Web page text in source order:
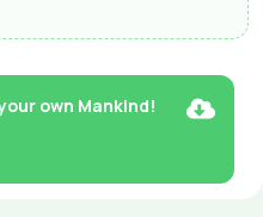
own Mankind!